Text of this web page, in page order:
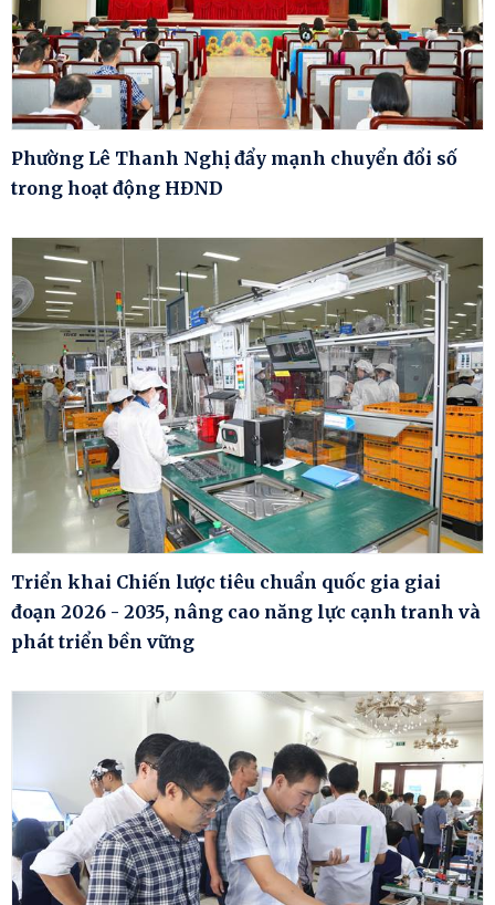
Phường Lê Thanh Nghị đẩy mạnh chuyển đổi số
trong hoạt động HĐND
Triển khai Chiến lược tiêu chuẩn quốc gia giai
đoạn 2026 - 2035, nâng cao năng lực cạnh tranh và
phát triển bền vững